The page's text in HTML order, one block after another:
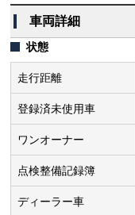
車両詳細
状態
走行距離
登録済未使用車
ワンオーナー
点検整備記録簿
ディーラー車